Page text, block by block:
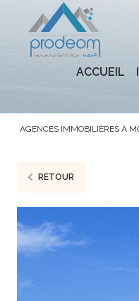
ACCUEIL
AGENCES IMMOBILIÈRES À
RETOUR